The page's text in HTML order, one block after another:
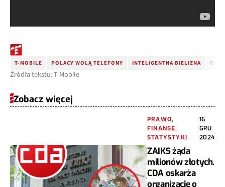
T-MOBILE POLACY WOLĄ TELEFONY INTELIGENTNA BIELIZNA
Źródła tekstu: T-Mobile
Zobacz więcej
PRAWO,
FINANSE,
STATYSTYKI
16
GRU
2024
ZAIKS żąda
milionów złotych.
CDA oskarża
organizację o